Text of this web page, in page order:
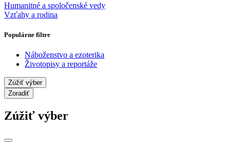
Humanitné a spoločenské vedy
Vzťahy a rodina
Populárne filtre
Náboženstvo a ezoterika
Životopisy a reportáže
Zúžiť výber
Zoradiť
Zúžiť výber